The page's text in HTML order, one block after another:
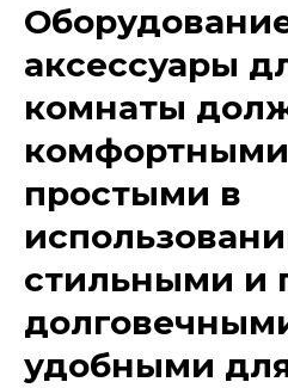
аксессуары
комнаты
простыми в
стильными и
удобными